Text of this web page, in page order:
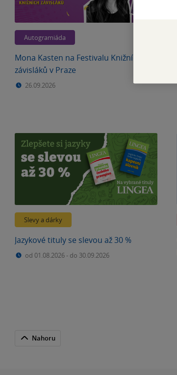
Autogramiáda
Mona Kasten na Festivalu Knižních
závisláků v Praze
26.09.2026
Slevy a dárky
Jazykové tituly se slevou až 30 %
od 01.08.2026- do 30.09.2026
Nahoru